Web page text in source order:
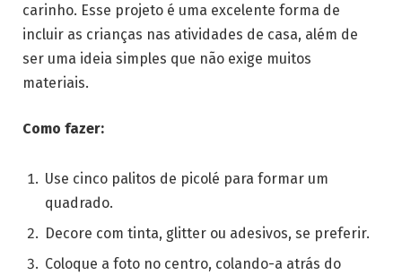
carinho. Esse projeto é uma excelente forma de
incluir as crianças nas atividades de casa, além de
ser uma ideia simples que não exige muitos
materiais.
Como fazer:
Use cinco palitos de picolé para formar um
quadrado.
Decore com tinta, glitter ou adesivos, se preferir.
Coloque a foto no centro, colando-a atrás do